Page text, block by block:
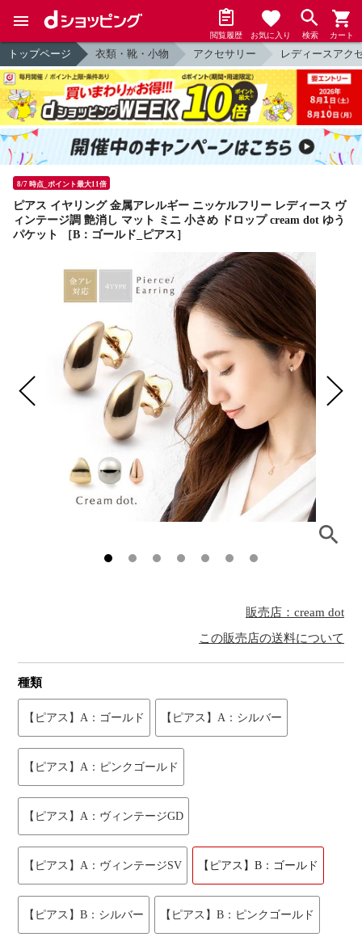
閲覧履歴 お気に入り 検索 カート
トップページ 衣類・靴・小物 アクセサリー レディースアク
8/7 時点_ポイント最大11倍
ピアス イヤリング 金属アレルギー ニッケルフリー レディース ヴ
ィンテージ調 艶消し マット ミニ 小さめ ドロップ cream dot ゆう
パケット ［B：ゴールド_ピアス］
販売店：cream dot
この販売店の送料について
種類
【ピアス】A：ゴールド 【ピアス】A：シルバー
【ピアス】A：ピンクゴールド
【ピアス】A：ヴィンテージGD
【ピアス】A：ヴィンテージSV 【ピアス】B：ゴールド
【ピアス】B：シルバー 【ピアス】B：ピンクゴールド